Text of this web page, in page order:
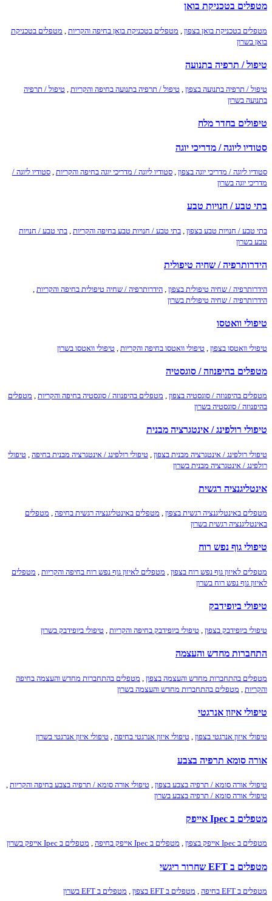
מטפלים בטכניקת בואן
מטפלים בטכניקת בואן בצפון מטפלים בטכניקת בואן בחיפה והקריות
מטפלים בטכניקת
בואן בשרון
טיפול / תרפיה בתנועה
טיפול / תרפיה בתנועה בצפון , טיפול / תרפיה בתנועה בחיפה והקריות , טיפול / תרפיה
בתנועה בשרון
טיפולים בחדר מלח
סטודיו ליוגה / מדריכי יוגה
סטודיו ליוגה / מדריכי יוגה בצפון סטודיו ליוגה / מדריכי יוגה בחיפה והקריות
סטודיו ליוגה /
מדריכי יוגה בשרון
בתי טבע / חנויות טבע
בתי טבע / חנויות טבע בצפון בתי טבע / חנויות טבע בחיפה והקריות
בתי טבע / חנויות
טבע בשרון
הידרותרפיה / שחיה טיפולית
הידרותרפיה / שחיה טיפולית בצפון , הידרותרפיה / שחיה טיפולית בחיפה והקריות ,
הידרותרפיה / שחיה טיפולית בשרון
טיפולי וואטסו
טיפולי וואטסו בצפון טיפולי וואטסו בחיפה והקריות טיפולי וואטסו בשרון
מטפלים בהיפנוזה / סוגסטיה
מטפלים בהיפנוזה / סוגסטיה בצפון , מטפלים בהיפנוזה / סוגסטיה בחיפה והקריות , מטפלים
בהיפנוזה / סוגסטיה בשרון
טיפולי רולפינג / אינטגרציה מבנית
טיפולי רולפינג / אינטגרציה מבנית בצפון טיפולי רולפינג / אינטגרציה מבנית בחיפה טיפולי
רולפינג / אינטגרציה מבנית בשרון
אינטליגנציה רגשית
מטפלים באינטליגנציה רגשית בצפון , מטפלים באינטליגנציה רגשית בחיפה , מטפלים
באינטליגנציה רגשית בשרון
טיפולי גוף נפש רוח
מטפלים לאיזון גוף נפש רוח בצפון מטפלים לאיזון גוף נפש רוח בחיפה והקריות
מטפלים
לאיזון גוף נפש רוח בשרון
טיפולי ביופידבק
טיפולי ביופידבק בצפון , טיפולי ביופידבק בחיפה והקריות , טיפולי ביופידבק בשרון
התחברות מחדש והעצמה
מטפלים בהתחברות מחדש והעצמה בצפון
מטפלים בהתחברות מחדש והעצמה בחיפה
והקריות
מטפלים בהתחברות מחדש והעצמה בשרון
טיפולי איזון אנרגטי
טיפולי איזון אנרגטי בצפון , טיפולי איזון אנרגטי בחיפה , טיפולי איזון אנרגטי בשרון
אורה סומא תרפיה בצבע
טיפולי אורה סומא / תרפיה בצבע בצפון טיפולי אורה סומא / תרפיה בצבע בחיפה והקריות
טיפולי אורה סומא / תרפיה בצבע בשרון
מטפלים ב Ipec אייפק
מטפלים ב Ipec אייפק בצפון , מטפלים ב Ipec אייפק בחיפה , מטפלים ב Ipec אייפק בשרון
מטפלים ב EFT שחרור ריגשי
מטפלים ב EFT בחיפה מטפלים ב EFT בצפון מטפלים ב EFT בשרון